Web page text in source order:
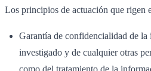
Los principios de actuación que rigen
Garantía de confidencialidad de
investigado y de cualquier otras
como del tratamiento de la